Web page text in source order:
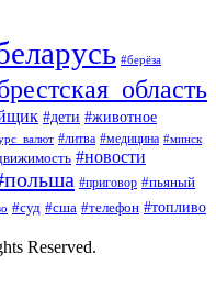
#берёза
#дети #животное
#литва #медицина #минск
#новости
#приговор #пьяный
#суд #сша #телефон #топливо
Reserved.